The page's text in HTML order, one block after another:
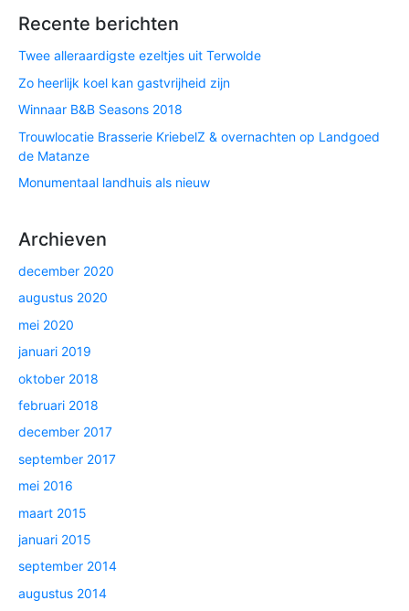
Recente berichten
Twee alleraardigste ezeltjes uit Terwolde
Zo heerlijk koel kan gastvrijheid zijn
Winnaar B&B Seasons 2018
Trouwlocatie Brasserie KriebelZ & overnachten op Landgoed
de Matanze
Monumentaal landhuis als nieuw
Archieven
december 2020
augustus 2020
mei 2020
januari 2019
oktober 2018
februari 2018
december 2017
september 2017
mei 2016
maart 2015
januari 2015
september 2014
augustus 2014